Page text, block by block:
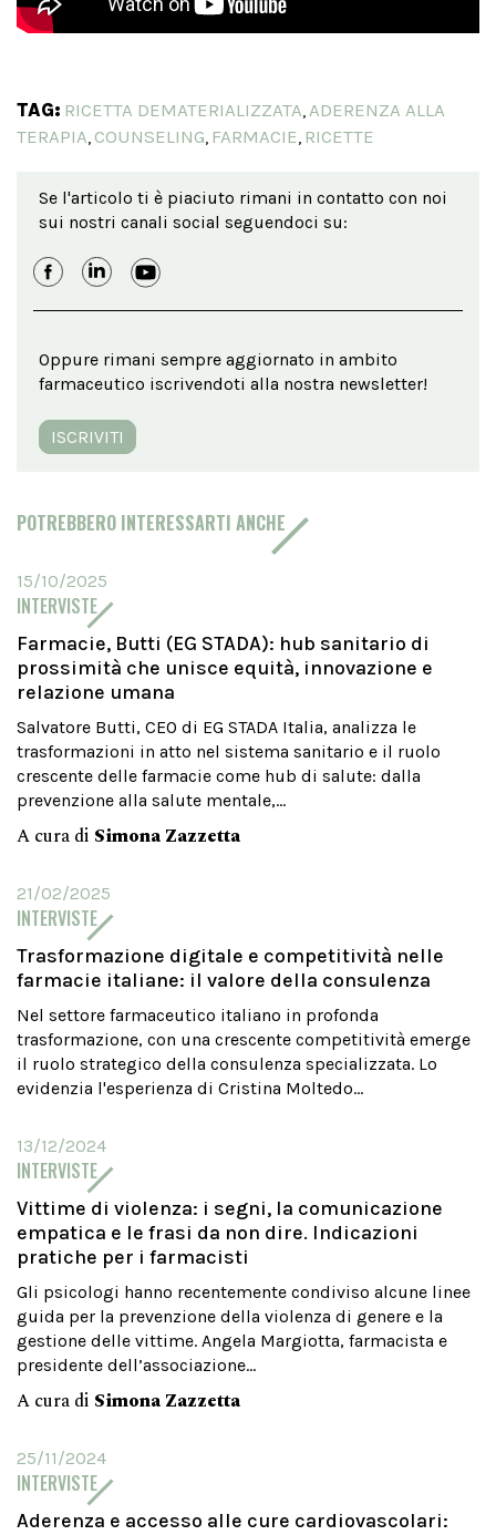
TAG: RICETTA DEMATERIALIZZATA, ADERENZA ALLA
TERAPIA, COUNSELING, FARMACIE, RICETTE
Se l'articolo ti è piaciuto rimani in contatto con noi
sui nostri canali social seguendoci su:
Oppure rimani sempre aggiornato in ambito
farmaceutico iscrivendoti alla nostra newsletter!
ISCRIVITI
POTREBBERO INTERESSARTI ANCHE
15/10/2025
INTERVISTE
Farmacie, Butti (EG STADA): hub sanitario di
prossimità che unisce equità, innovazione e
relazione umana
Salvatore Butti, CEO di EG STADA Italia, analizza le
trasformazioni in atto nel sistema sanitario e il ruolo
crescente delle farmacie come hub di salute: dalla
prevenzione alla salute mentale,...
A cura di Simona Zazzetta
21/02/2025
INTERVISTE
Trasformazione digitale e competitività nelle
farmacie italiane: il valore della consulenza
Nel settore farmaceutico italiano in profonda
trasformazione, con una crescente competitività emerge
il ruolo strategico della consulenza specializzata. Lo
evidenzia l'esperienza di Cristina Moltedo...
13/12/2024
INTERVISTE
Vittime di violenza: i segni, la comunicazione
empatica e le frasi da non dire. Indicazioni
pratiche per i farmacisti
Gli psicologi hanno recentemente condiviso alcune linee
guida per la prevenzione della violenza di genere e la
gestione delle vittime. Angela Margiotta, farmacista e
presidente dell’associazione...
A cura di Simona Zazzetta
25/11/2024
INTERVISTE
Aderenza e accesso alle cure cardiovascolari: